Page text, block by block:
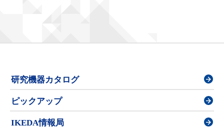
研究機器カタログ
ピックアップ
IKEDA情報局